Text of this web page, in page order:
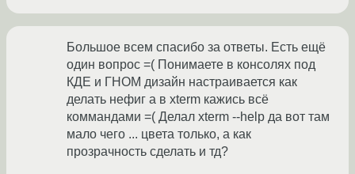
Большое всем спасибо за ответы. Есть ещё
один вопрос =( Понимаете в консолях под
КДЕ и ГНОМ дизайн настраивается как
делать нефиг а в xterm кажись всё
коммандами =( Делал xterm --help да вот там
мало чего ... цвета только, а как
прозрачность сделать и тд?